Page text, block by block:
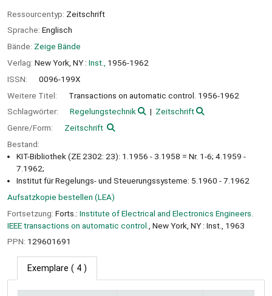
Ressourcentyp: Zeitschrift
Sprache: Englisch
Bände: Zeige Bände
Verlag: New York, NY : Inst.,
1956-1962
ISSN:
0096-199X
Weitere Titel:
Transactions on automatic control. 1956-1962
Schlagwörter:
Regelungstechnik
Zeitschrift
Genre/Form:
Zeitschrift
Bestand:
KIT-Bibliothek (ZE 2302: 23): 1.1956 - 3.1958 = Nr. 1-6; 4.1959 -
7.1962;
Institut für Regelungs- und Steuerungssysteme: 5.1960 - 7.1962
Aufsatzkopie bestellen (LEA)
Fortsetzung: Forts.: Institute of Electrical and Electronics Engineers.
IEEE transactions on automatic control.
, New York, NY : Inst., 1963
PPN: 129601691
Exemplare ( 4 )